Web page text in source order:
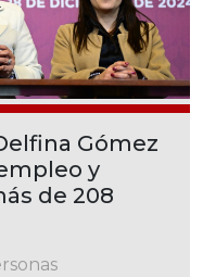
Gómez
y
de 208